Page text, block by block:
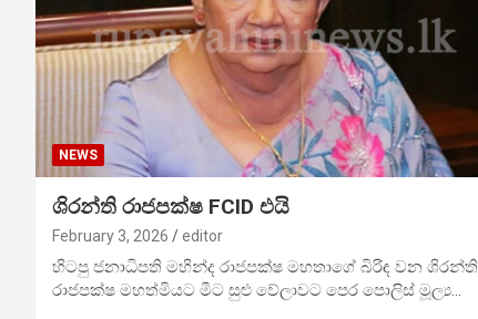
NEWS
ශිරන්ති රාජපක්ෂ FCID එයි
February 3, 2026 editor
හිටපු ජනාධිපති මහින්ද රාජපක්ෂ මහතාගේ බිරිඳ වන ශිරන්ති
රාජපක්ෂ මහත්මියට මීට සුළු වේලාවට පෙර පොලිස් මූල්‍ය…